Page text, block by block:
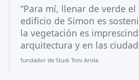
“Para mí, llenar de verde
edificio de Simon es
la vegetación es
arquitectura y en las
fundador de Studi Toni Arola.